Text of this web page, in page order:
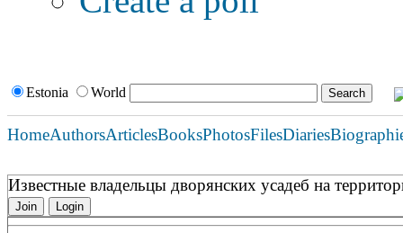
Estonia World
HomeAuthorsArticlesBooksPhotosFilesDiaries
Известные владельцы дворянских усадеб на
Join Login